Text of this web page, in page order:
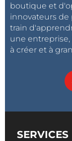
boutique et
innovateurs de
train
une entreprise,
à créer et à
SERVICES